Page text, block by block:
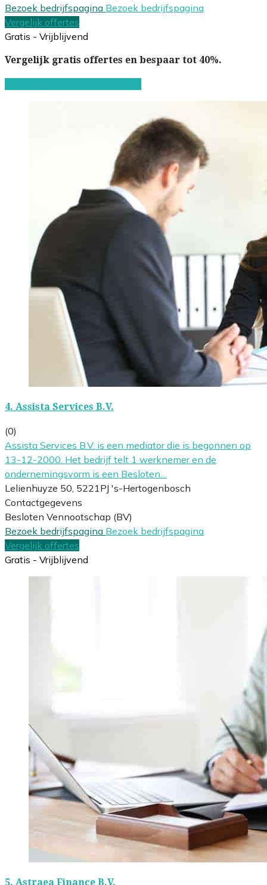
Bezoek bedrijfspagina Bezoek bedrijfspagina
Vergelijk offertes
Gratis - Vrijblijvend
Vergelijk gratis offertes en bespaar tot 40%.
4. Assista Services B.V.
(0)
Assista Services B.V. is een mediator die is begonnen op
13-12-2000. Het bedrijf telt 1 werknemer en de
ondernemingsvorm is een Besloten…
Lelienhuyze 50, 5221PJ 's-Hertogenbosch
Contactgegevens
Besloten Vennootschap (BV)
Bezoek bedrijfspagina Bezoek bedrijfspagina
Vergelijk offertes
Gratis - Vrijblijvend
5. Astraea Finance B.V.